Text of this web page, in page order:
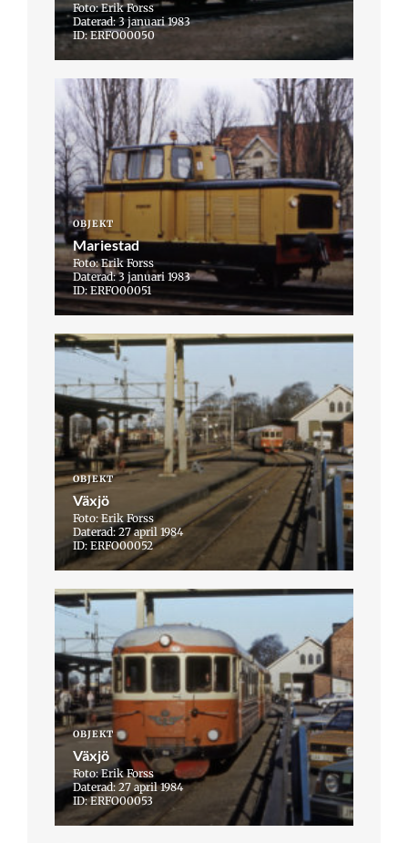
Foto: Erik Forss
Daterad: 3 januari 1983
ID: ERFO00050
OBJEKT
Mariestad
Foto: Erik Forss
Daterad: 3 januari 1983
ID: ERFO00051
OBJEKT
Växjö
Foto: Erik Forss
Daterad: 27 april 1984
ID: ERFO00052
OBJEKT
Växjö
Foto: Erik Forss
Daterad: 27 april 1984
ID: ERFO00053